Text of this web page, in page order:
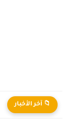
📁 آخر الأخبار